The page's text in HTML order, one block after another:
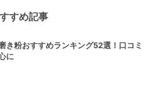
すめ記事
き粉おすすめランキング52選！口コミ
に